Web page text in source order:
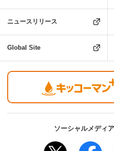
ニュースリリース
Global Site
ソーシャルメディ